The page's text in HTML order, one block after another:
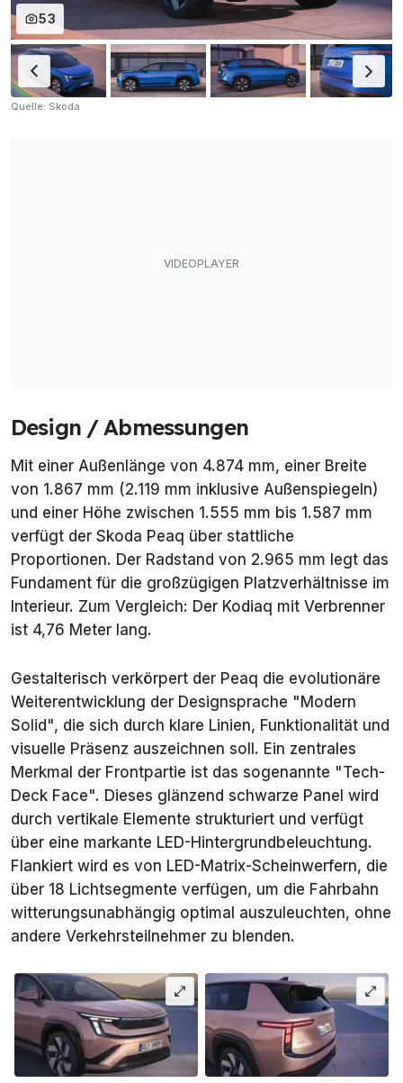
53
Quelle: Skoda
Design / Abmessungen
Mit einer Außenlänge von 4.874 mm, einer Breite
von 1.867 mm (2.119 mm inklusive Außenspiegeln)
und einer Höhe zwischen 1.555 mm bis 1.587 mm
verfügt der Skoda Peaq über stattliche
Proportionen. Der Radstand von 2.965 mm legt das
Fundament für die großzügigen Platzverhältnisse im
Interieur. Zum Vergleich: Der Kodiaq mit Verbrenner
ist 4,76 Meter lang.
Gestalterisch verkörpert der Peaq die evolutionäre
Weiterentwicklung der Designsprache "Modern
Solid", die sich durch klare Linien, Funktionalität und
visuelle Präsenz auszeichnen soll. Ein zentrales
Merkmal der Frontpartie ist das sogenannte "Tech-
Deck Face". Dieses glänzend schwarze Panel wird
durch vertikale Elemente strukturiert und verfügt
über eine markante LED-Hintergrundbeleuchtung.
Flankiert wird es von LED-Matrix-Scheinwerfern, die
über 18 Lichtsegmente verfügen, um die Fahrbahn
witterungsunabhängig optimal auszuleuchten, ohne
andere Verkehrsteilnehmer zu blenden.